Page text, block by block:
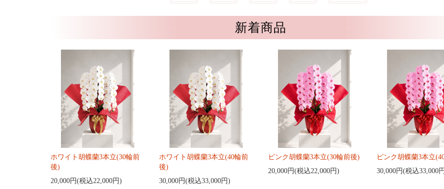
新着商品
ホワイト胡蝶蘭3本立(30輪前
後)
20,000円(税込22,000円)
ホワイト胡蝶蘭3本立(40輪前
後)
30,000円(税込33,000円)
ピンク胡蝶蘭3本立(30輪前後)
20,000円(税込22,000円)
ピンク胡蝶蘭3本立
30,000円(税込33,000